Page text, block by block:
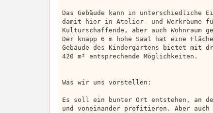
Das Gebäude kann in unterschiedliche
damit hier in Atelier- und Werkräume
Kulturschaffende, aber auch Wohnraum
Der knapp 6 m hohe Saal hat eine
Gebäude des Kindergartens bietet mit
420 m² entsprechende Möglichkeiten.
Was wir uns vorstellen:
Es soll ein bunter Ort entstehen, an
und voneinander profitieren. Aber